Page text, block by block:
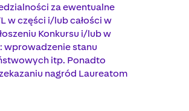
za ewentualne
w części i/lub całości w
Konkursu i/lub w
wprowadzenie stanu
itp. Ponadto
nagród Laureatom